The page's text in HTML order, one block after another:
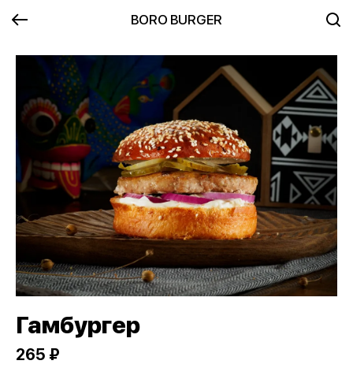
BORO BURGER
Гамбургер
265 ₽